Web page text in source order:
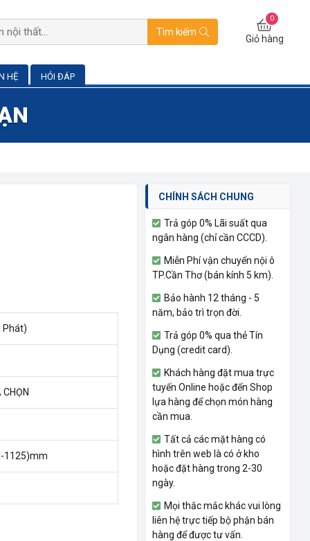
Tìm kiếm
0
Giỏ hàng
HỆ HỎI ĐÁP
Phát)
1125)mm
CHÍNH SÁCH CHUNG
Trả góp 0% Lãi suất qua
ngân hàng (chỉ cần CCCD).
Miễn Phí vận chuyển nội ô
TP.Cần Thơ (bán kính 5 km).
Bảo hành 12 tháng - 5
năm, bảo trì trọn đời.
Trả góp 0% qua thẻ Tín
Dụng (credit card).
Khách hàng đặt mua trực
tuyến Online hoặc đến Shop
lựa hàng để chọn món hàng
cần mua.
Tất cả các mặt hàng có
hình trên web là có ở kho
hoặc đặt hàng trong 2-30
ngày.
Mọi thắc mắc khác vui lòng
liên hệ trực tiếp bộ phận bán
hàng để được tư vấn.